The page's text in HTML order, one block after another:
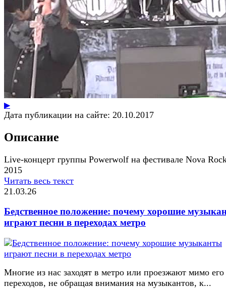
▶
Дата публикации на сайте: 20.10.2017
Описание
Live-концерт группы Powerwolf на фестивале Nova
2015
Читать весь текст
21.03.26
Бедственное положение: почему хорошие
играют песни в переходах метро
Многие из нас заходят в метро или проезжают мимо его
переходов, не обращая внимания на музыкантов, к...